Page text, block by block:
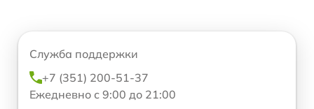
Служба поддержки
+7 (351) 200-51-37
Ежедневно с 9:00 до 21:00